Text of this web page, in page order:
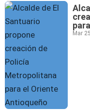
Mar